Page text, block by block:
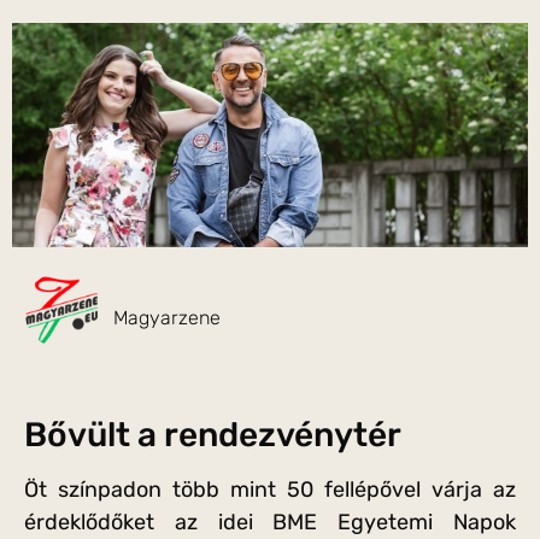
Magyarzene
Bővült a rendezvénytér
Öt színpadon több mint 50 fellépővel várja az
érdeklődőket az idei BME Egyetemi Napok